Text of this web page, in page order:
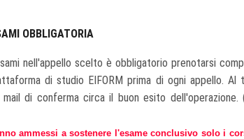
OBBLIGATORIA
nell'appello scelto è obbligatorio prenotarsi
di studio EIFORM prima di ogni appello. Al
mail di conferma circa il buon esito
ammessi a sostenere l'esame conclusivo solo i